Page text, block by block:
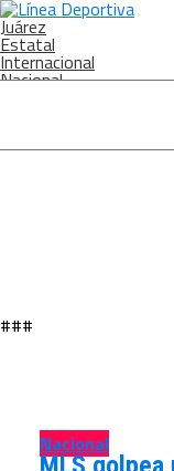
Juárez
Estatal
Internacional
Nacional
###
Nacional